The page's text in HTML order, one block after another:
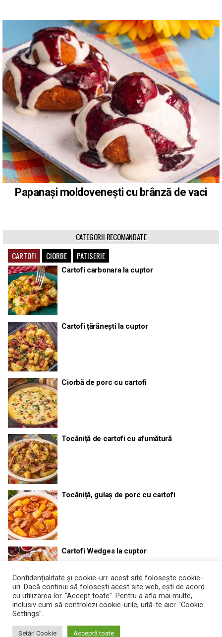
Papanași moldovenești cu brânză de vaci
CATEGORII RECOMANDATE
CARTOFI
CIORBE PATISERIE
Cartofi carbonara la cuptor
Cartofi țărănești la cuptor
Ciorbă de porc cu cartofi
Tocăniță de cartofi cu afumătură
Tocăniță, gulaș de porc cu cartofi
Cartofi Wedges la cuptor